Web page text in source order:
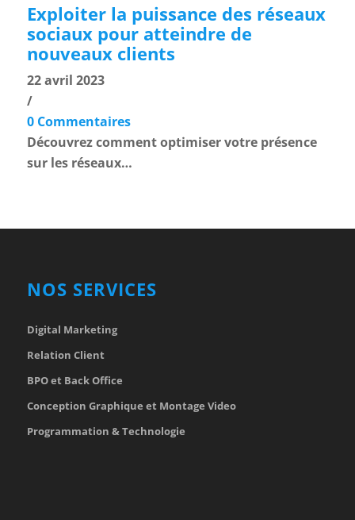
Exploiter la puissance des réseaux
sociaux pour atteindre de
nouveaux clients
22 avril 2023
/
0 Commentaires
Découvrez comment optimiser votre présence
sur les réseaux…
NOS SERVICES
Digital Marketing
Relation Client
BPO et Back Office
Conception Graphique et Montage Video
Programmation & Technologie